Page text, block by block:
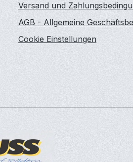
Versand und
AGB - Allgemeine
Cookie Einstellungen